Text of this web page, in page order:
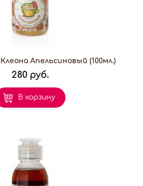
Апельсиновый (100мл.)
280 руб.
В корзину